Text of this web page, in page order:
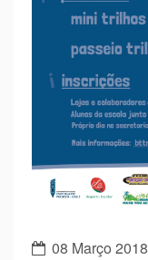
08 Março 2018